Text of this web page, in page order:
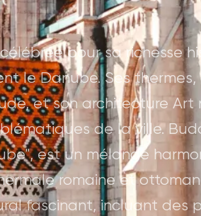
pour sa richesse
le Danube. Ses thermes,
et son architecture Art
de la ville.
est un mélange
romaine et
fascinant, incluant des